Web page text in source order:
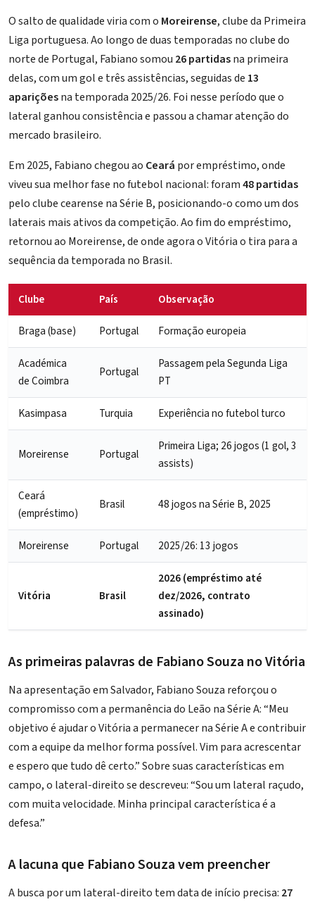
O salto de qualidade viria com o Moreirense, clube da Primeira
Liga portuguesa. Ao longo de duas temporadas no clube do
norte de Portugal, Fabiano somou 26 partidasna primeira
delas, com um gol e três assistências, seguidas de 13
apariçõesna temporada 2025/26. Foi nesse período que o
lateral ganhou consistência e passou a chamar atenção do
mercado brasileiro.
Em 2025, Fabiano chegou ao Ceará por empréstimo, onde
viveu sua melhor fase no futebol nacional: foram48 partidas
pelo clube cearense na Série B, posicionando-o como um dos
laterais mais ativos da competição. Ao fim do empréstimo,
retornou ao Moreirense, de onde agora o Vitória o tira para a
sequência da temporada no Brasil.
Clube País Observação
Braga (base) Portugal Formação europeia
Académica
de Coimbra
Portugal
Passagem pela Segunda Liga
PT
Kasimpasa Turquia Experiência no futebol turco
Moreirense Portugal
Primeira Liga; 26 jogos (1 gol, 3
assists)
Ceará
(empréstimo)
Brasil 48 jogos na Série B, 2025
Moreirense Portugal 2025/26: 13 jogos
Vitória Brasil
2026 (empréstimo até
dez/2026, contrato
assinado)
As primeiras palavras de Fabiano Souza no Vitória
Na apresentação em Salvador, Fabiano Souza reforçou o
compromisso com a permanência do Leão na Série A: “Meu
objetivo é ajudar o Vitória a permanecer na Série A e contribuir
com a equipe da melhor forma possível. Vim para acrescentar
e espero que tudo dê certo.” Sobre suas características em
campo, o lateral-direito se descreveu: “Sou um lateral raçudo,
com muita velocidade. Minha principal característica é a
defesa.”
A lacuna que Fabiano Souza vem preencher
A busca por um lateral-direito tem data de início precisa: 27